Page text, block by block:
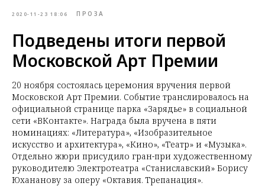
2020-11-23 18:06 ПРОЗА
Подведены итоги первой
Московской Арт Премии
20 ноября состоялась церемония вручения первой
Московской Арт Премии. Событие транслировалось на
официальной странице парка «Зарядье» в социальной
сети «ВКонтакте». Награда была вручена в пяти
номинациях: «Литература», «Изобразительное
искусство и архитектура», «Кино», «Театр» и «Музыка».
Отдельно жюри присудило гран-при художественному
руководителю Электротеатра «Станиславский» Борису
Юхананову за оперу «Октавия. Трепанация».